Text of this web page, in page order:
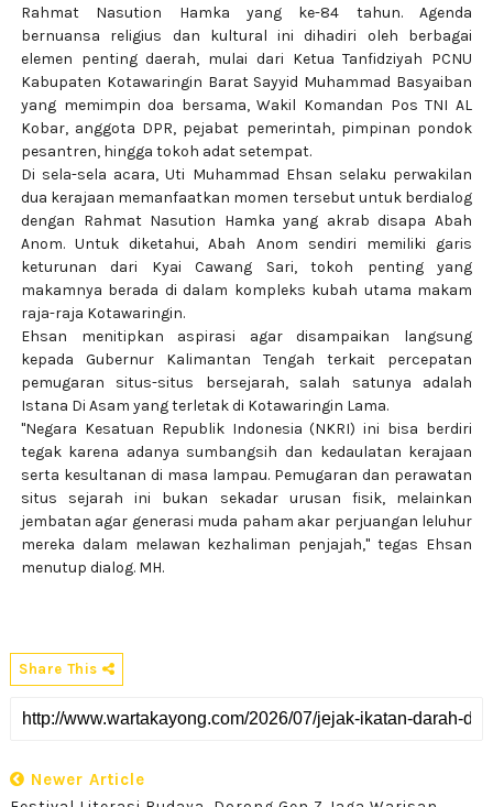
Rahmat Nasution Hamka yang ke-84 tahun. Agenda
bernuansa religius dan kultural ini dihadiri oleh berbagai
elemen penting daerah, mulai dari Ketua Tanfidziyah PCNU
Kabupaten Kotawaringin Barat Sayyid Muhammad Basyaiban
yang memimpin doa bersama, Wakil Komandan Pos TNI AL
Kobar, anggota DPR, pejabat pemerintah, pimpinan pondok
pesantren, hingga tokoh adat setempat.
Di sela-sela acara, Uti Muhammad Ehsan selaku perwakilan
dua kerajaan memanfaatkan momen tersebut untuk berdialog
dengan Rahmat Nasution Hamka yang akrab disapa Abah
Anom. Untuk diketahui, Abah Anom sendiri memiliki garis
keturunan dari Kyai Cawang Sari, tokoh penting yang
makamnya berada di dalam kompleks kubah utama makam
raja-raja Kotawaringin.
Ehsan menitipkan aspirasi agar disampaikan langsung
kepada Gubernur Kalimantan Tengah terkait percepatan
pemugaran situs-situs bersejarah, salah satunya adalah
Istana Di Asam yang terletak di Kotawaringin Lama.
"Negara Kesatuan Republik Indonesia (NKRI) ini bisa berdiri
tegak karena adanya sumbangsih dan kedaulatan kerajaan
serta kesultanan di masa lampau. Pemugaran dan perawatan
situs sejarah ini bukan sekadar urusan fisik, melainkan
jembatan agar generasi muda paham akar perjuangan leluhur
mereka dalam melawan kezhaliman penjajah," tegas Ehsan
menutup dialog. MH.
Share This
Newer Article